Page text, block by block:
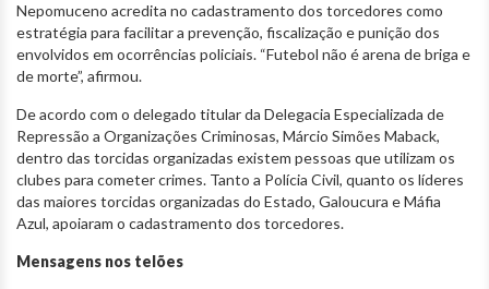
Nepomuceno acredita no cadastramento dos torcedores como
estratégia para facilitar a prevenção, fiscalização e punição dos
envolvidos em ocorrências policiais. “Futebol não é arena de briga e
de morte”, afirmou.
De acordo com o delegado titular da Delegacia Especializada de
Repressão a Organizações Criminosas, Márcio Simões Maback,
dentro das torcidas organizadas existem pessoas que utilizam os
clubes para cometer crimes. Tanto a Polícia Civil, quanto os líderes
das maiores torcidas organizadas do Estado, Galoucura e Máfia
Azul, apoiaram o cadastramento dos torcedores.
Mensagens nos telões